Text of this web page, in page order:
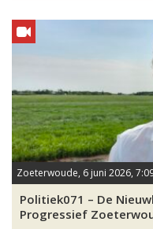
Zoeterwoude, 6 juni 2026,
Politiek071 – De
Progressief